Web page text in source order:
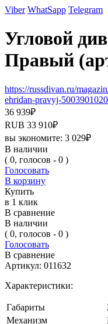
Viber WhatSapp Telegram
Угловой
Правый
https://russdivan.ru/
ehridan-pravyj-
36 939₽
RUB 33 910₽
вы экономите: 3 029₽
В наличии
( 0, голосов - 0 )
Голосовать
В корзину
Купить
в 1 клик
В сравнение
В наличии
( 0, голосов - 0 )
Голосовать
В сравнение
Артикул: 011632
Характеристики:
Габариты
Механизм